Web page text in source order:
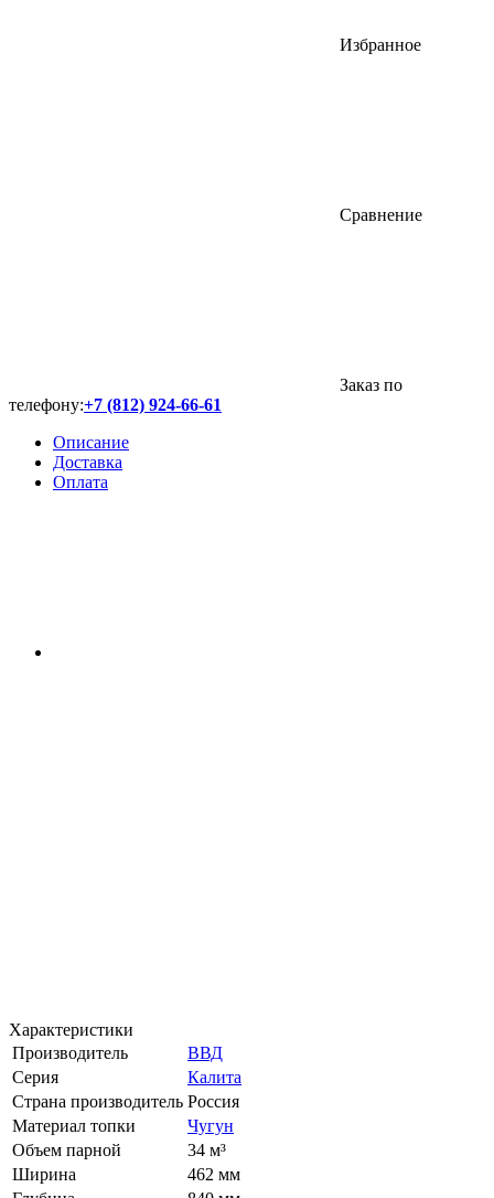
Избранное
Сравнение
Заказ по
телефону:+7 (812) 924-66-61
Описание
Доставка
Оплата
Характеристики
Производитель
ВВД
Серия
Калита
Страна производитель Россия
Материал топки
Чугун
Объем парной
34 м³
Ширина
462 мм